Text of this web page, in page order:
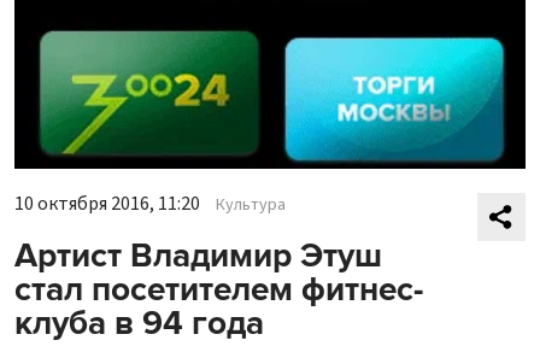
10 октября 2016, 11:20 Культура
Артист Владимир Этуш
стал посетителем фитнес-
клуба в 94 года